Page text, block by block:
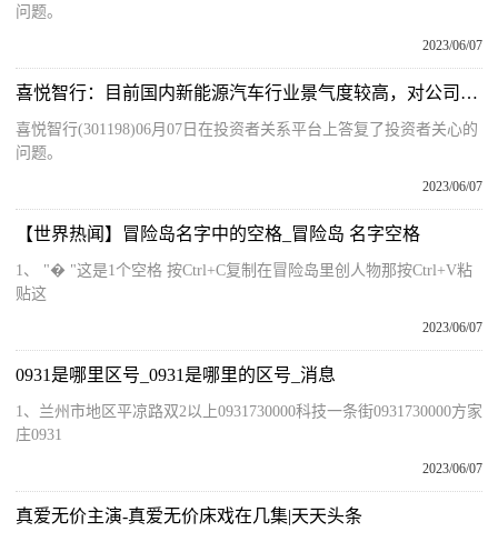
问题。
2023/06/07
喜悦智行：目前国内新能源汽车行业景气度较高，对公司可循环包装的需求起到较为积极的作用-环球快看点
喜悦智行(301198)06月07日在投资者关系平台上答复了投资者关心的
问题。
2023/06/07
【世界热闻】冒险岛名字中的空格_冒险岛 名字空格
1、 "� "这是1个空格 按Ctrl+C复制在冒险岛里创人物那按Ctrl+V粘
贴这
2023/06/07
0931是哪里区号_0931是哪里的区号_消息
1、兰州市地区平凉路双2以上0931730000科技一条街0931730000方家
庄0931
2023/06/07
真爱无价主演-真爱无价床戏在几集|天天头条